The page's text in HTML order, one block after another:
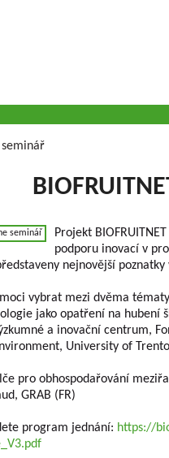
Projekt
podporu inovací v
nejnovější
vybrat mezi dvěma
jako opatření na hubení
a inovační centrum,
University of
pro obhospodařování
GRAB (FR)
program jednání: https://